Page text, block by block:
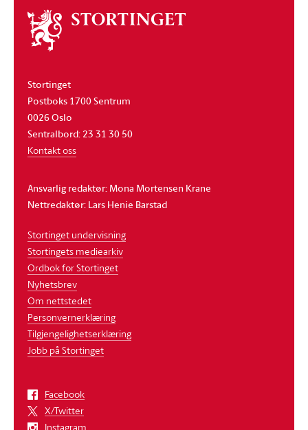
Om
stortinget
Stortinget
Postboks 1700 Sentrum
0026 Oslo
Sentralbord: 23 31 30 50
Kontakt oss
Ansvarlig redaktør: Mona Mortensen Krane
Nettredaktør: Lars Henie Barstad
Stortinget undervisning
Stortingets mediearkiv
Ordbok for Stortinget
Nyhetsbrev
Om nettstedet
Personvernerklæring
Tilgjengelighetserklæring
Jobb på Stortinget
Facebook
X/Twitter
Instagram